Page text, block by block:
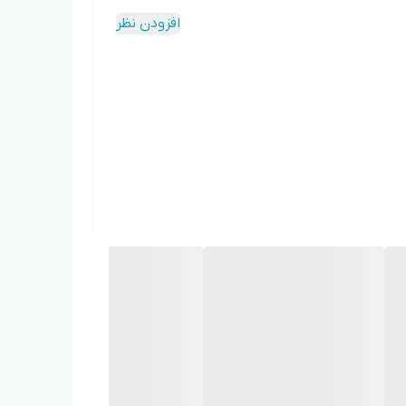
افزودن نظر